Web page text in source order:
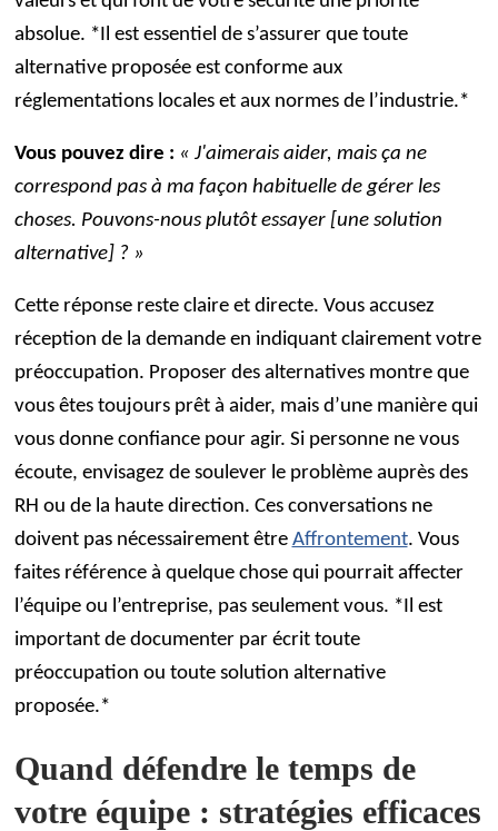
absolue. *Il est essentiel de s’assurer que toute
alternative proposée est conforme aux
réglementations locales et aux normes de l’industrie.*
Vous pouvez dire : « J'aimerais aider, mais ça ne
correspond pas à ma façon habituelle de gérer les
choses. Pouvons-nous plutôt essayer [une solution
alternative] ? »
Cette réponse reste claire et directe. Vous accusez
réception de la demande en indiquant clairement votre
préoccupation. Proposer des alternatives montre que
vous êtes toujours prêt à aider, mais d’une manière qui
vous donne confiance pour agir. Si personne ne vous
écoute, envisagez de soulever le problème auprès des
RH ou de la haute direction. Ces conversations ne
doivent pas nécessairement être Affrontement. Vous
faites référence à quelque chose qui pourrait affecter
l’équipe ou l’entreprise, pas seulement vous. *Il est
important de documenter par écrit toute
préoccupation ou toute solution alternative
proposée.*
Quand défendre le temps de
votre équipe : stratégies efficaces